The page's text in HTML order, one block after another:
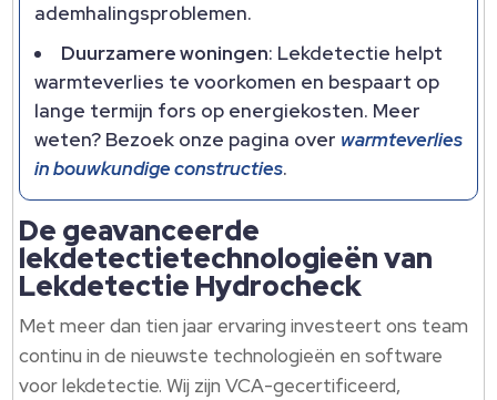
ademhalingsproblemen.​
Duurzamere woningen: Lekdetectie helpt
warmteverlies te voorkomen en bespaart op
lange termijn fors op energiekosten.​ Meer
weten? Bezoek onze pagina over warmteverlies
in bouwkundige constructies.​
De geavanceerde
lekdetectietechnologieën van
Lekdetectie Hydrocheck
Met meer dan tien jaar ervaring investeert ons team
continu in de nieuwste technologieën en software
voor lekdetectie.​ Wij zijn VCA-gecertificeerd,